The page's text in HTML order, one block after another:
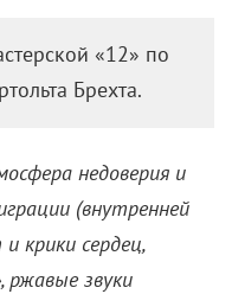
«12» по
Брехта.
недоверия и
(внутренней
крики сердец,
ржавые звуки